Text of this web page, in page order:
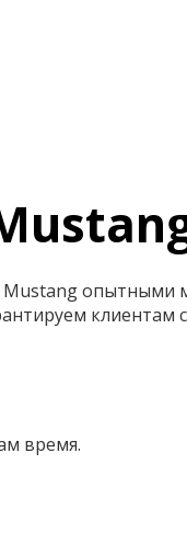
клиентам
время.